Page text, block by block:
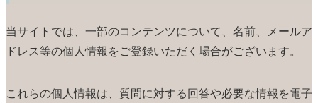
当サイトでは、一部のコンテンツについて、名前、メールア
ドレス等の個人情報をご登録いただく場合がございます。
これらの個人情報は、質問に対する回答や必要な情報を電子